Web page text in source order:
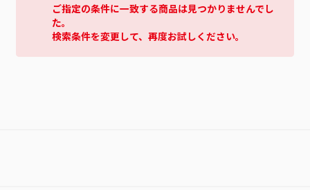
ご指定の条件に一致する商品は見つかりませんでし
た。
検索条件を変更して、再度お試しください。